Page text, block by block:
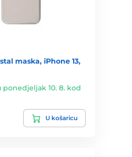
maska, iPhone 13,
ponedjeljak 10. 8. kod
U košaricu